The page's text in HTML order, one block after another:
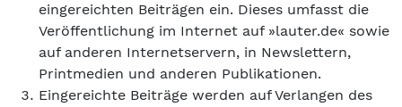
eingereichten Beiträgen ein. Dieses umfasst die
Veröffentlichung im Internet auf »lauter.de« sowie
auf anderen Internetservern, in Newslettern,
Printmedien und anderen Publikationen.
Eingereichte Beiträge werden auf Verlangen des